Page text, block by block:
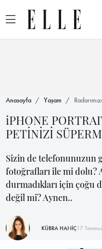
Anasayfa Yaşam
iPHONE
PETİNİZİ
Sizin de telefonunuzun
fotoğrafları ile mi
durmadıkları için çoğu
değil mi? Aynen..
KÜBRA HANİÇ17